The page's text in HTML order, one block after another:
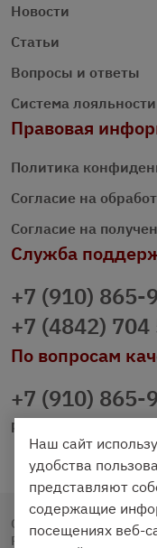
Новости
Статьи
Вопросы и ответы
Система лояльности
Правовая
Политика
Согласие на
Согласие на
Служба
+7 (910) 865-
+7 (4842) 704
По вопросам
+7 (910) 865-
Copyright © 2020 -
Разработка и
Наш сайт
удобства
представляют
содержащие
посещениях веб-